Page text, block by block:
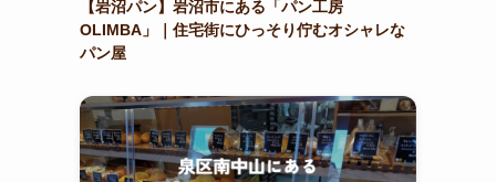
【岩沼パン】岩沼市にある「パン工房
OLIMBA」｜住宅街にひっそり佇むオシャレな
パン屋